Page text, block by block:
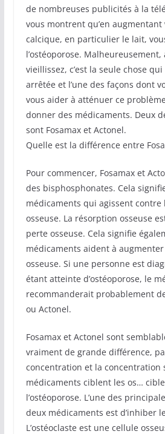
de nombreuses publicités à la
vous montrent qu’en
calcique, en particulier le lait,
l’ostéoporose.
vieillissez, c’est la seule chose
arrêtée et l’une des façons dont
vous aider à atténuer ce
donner des médicaments. Deux
sont Fosamax et Actonel.
Quelle est la différence entre
Pour commencer, Fosamax et
des bisphosphonates. Cela
médicaments qui agissent contre
osseuse. La résorption osseuse
perte osseuse. Cela signifie
médicaments aident à
osseuse. Si une personne est
étant atteinte d’ostéoporose, le
recommanderait probablement
ou Actonel.
Fosamax et Actonel sont
vraiment de grande différence,
concentration et la concentration
médicaments ciblent les os…
l’ostéoporose. L’une des
deux médicaments est d’inhiber
L’ostéoclaste est une cellule